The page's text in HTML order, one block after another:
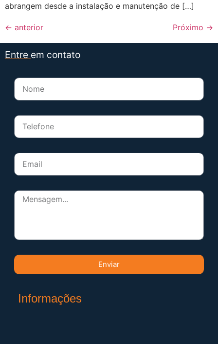
abrangem desde a instalação e manutenção de […]
← anterior Próximo →
Entre em contato
Enviar
Informações